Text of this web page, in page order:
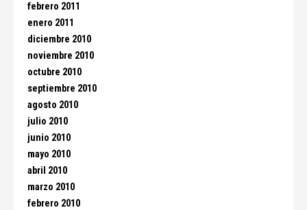
febrero 2011
enero 2011
diciembre 2010
noviembre 2010
octubre 2010
septiembre 2010
agosto 2010
julio 2010
junio 2010
mayo 2010
abril 2010
marzo 2010
febrero 2010